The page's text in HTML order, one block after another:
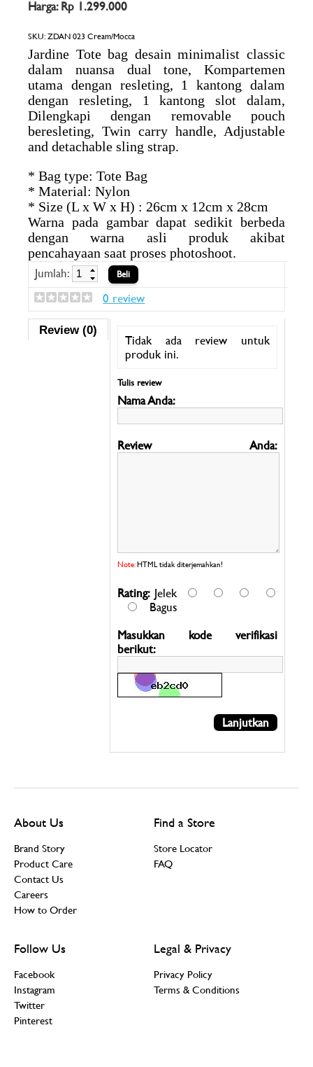
Harga: Rp 1.299.000
SKU:ZDAN 023 Cream/Mocca
Jardine Tote bag desain minimalist classic
dalam nuansa dual tone, Kompartemen
utama dengan resleting, 1 kantong dalam
dengan resleting, 1 kantong slot dalam,
Dilengkapi dengan removable pouch
beresleting, Twin carry handle, Adjustable
and detachable sling strap.
* Bag type: Tote Bag
* Material: Nylon
* Size (L x W x H) : 26cm x 12cm x 28cm
Warna pada gambar dapat sedikit berbeda
dengan warna asli produk akibat
pencahayaan saat proses photoshoot.
Jumlah:
0 review
Review (0)
Tidak ada review untuk
produk ini.
Tulis review
Nama Anda:
Review Anda:
Note:HTML tidak diterjemahkan!
Rating: Jelek
Bagus
Masukkan kode verifikasi
berikut:
Lanjutkan
About Us
Brand Story
Product Care
Contact Us
Careers
How to Order
Find a Store
Store Locator
FAQ
Follow Us
Facebook
Instagram
Twitter
Pinterest
Legal & Privacy
Privacy Policy
Terms & Conditions